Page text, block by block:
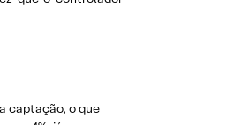
captação, o que